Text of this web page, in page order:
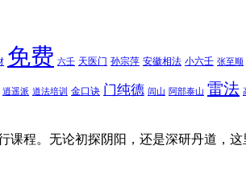
免费 六壬 天医门 孙宗萍 安徽相法 小六壬 张至顺
逍遥派 道法培训 金口诀 门纯德 闾山 阿部泰山 雷法
程。无论初探阴阳，还是深研丹道，